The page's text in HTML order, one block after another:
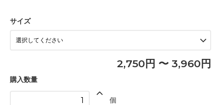
サイズ
2,750円 〜 3,960円
購入数量
個